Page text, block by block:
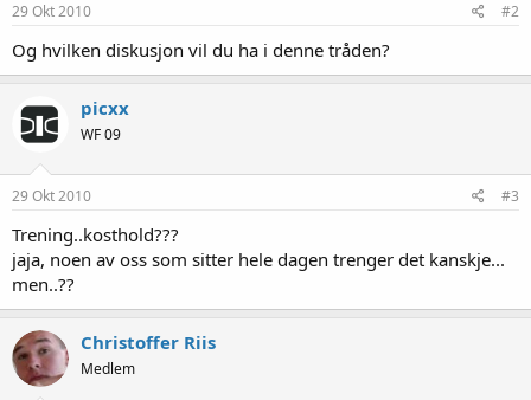
29 Okt 2010 #2
Og hvilken diskusjon vil du ha i denne tråden?
picxx
WF 09
29 Okt 2010 #3
Trening..kosthold???
jaja, noen av oss som sitter hele dagen trenger det kanskje...
men..??
Christoffer Riis
Medlem